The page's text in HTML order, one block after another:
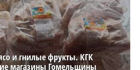
и гнилые фрукты. КГК
магазины Гомельщины